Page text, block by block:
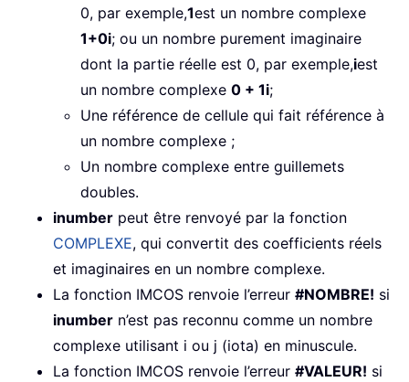
0, par exemple,1est un nombre complexe
1+0i; ou un nombre purement imaginaire
dont la partie réelle est 0, par exemple,iest
un nombre complexe 0 + 1i;
Une référence de cellule qui fait référence à
un nombre complexe ;
Un nombre complexe entre guillemets
doubles.
inumber peut être renvoyé par la fonction
COMPLEXE, qui convertit des coefficients réels
et imaginaires en un nombre complexe.
La fonction IMCOS renvoie l’erreur #NOMBRE! si
inumber n’est pas reconnu comme un nombre
complexe utilisant i ou j (iota) en minuscule.
La fonction IMCOS renvoie l’erreur #VALEUR! si